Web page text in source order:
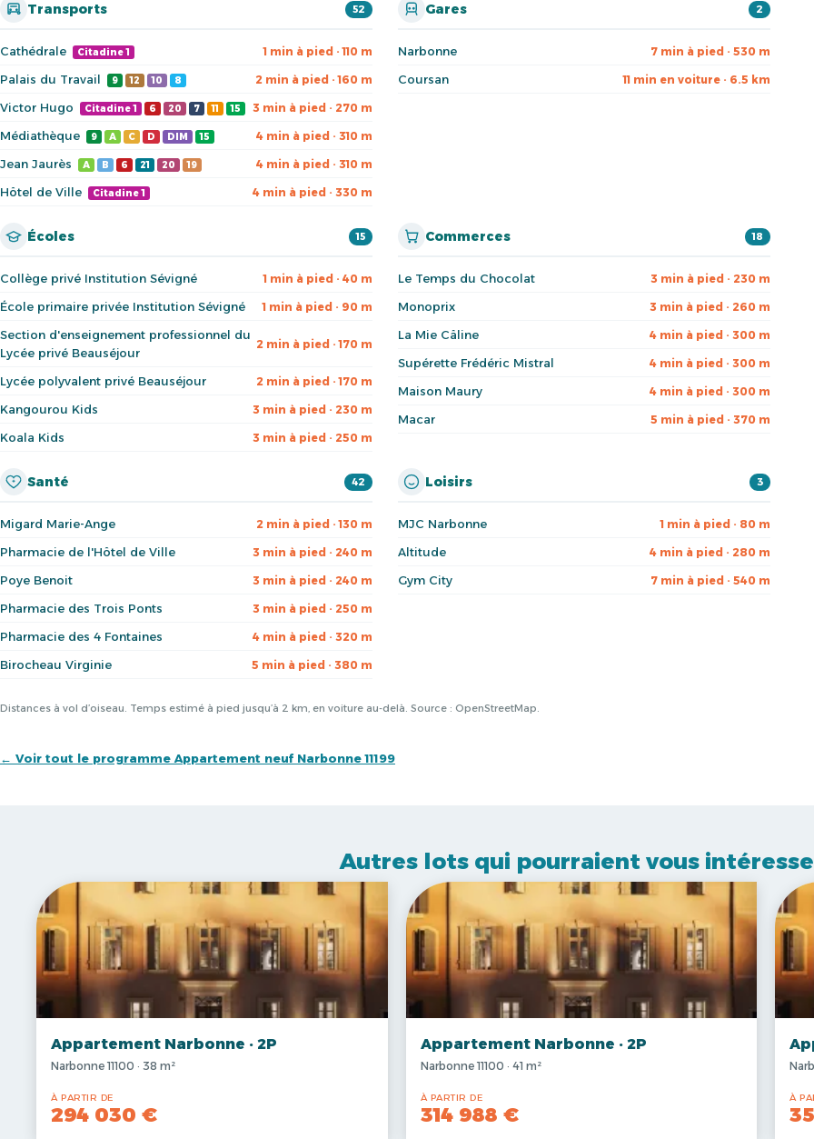
Transports 52
Cathédrale Citadine 1 1 min à pied · 110 m
Palais du Travail 9 12 10 8 2 min à pied · 160 m
Victor Hugo Citadine 1 6 20 7 11 15 3 min à pied · 270 m
Médiathèque 9 A C D DIM 15 4 min à pied · 310 m
Jean Jaurès A B 6 21 20 19 4 min à pied · 310 m
Hôtel de Ville Citadine 1 4 min à pied · 330 m
Gares 2
Narbonne 7 min à pied · 530 m
Coursan 11 min en voiture · 6.5 km
Écoles 15
Collège privé Institution Sévigné 1 min à pied · 40 m
École primaire privée Institution Sévigné 1 min à pied · 90 m
Section d'enseignement professionnel du
Lycée privé Beauséjour
2 min à pied · 170 m
Lycée polyvalent privé Beauséjour 2 min à pied · 170 m
Kangourou Kids 3 min à pied · 230 m
Koala Kids 3 min à pied · 250 m
Commerces 18
Le Temps du Chocolat 3 min à pied · 230 m
Monoprix 3 min à pied · 260 m
La Mie Câline 4 min à pied · 300 m
Supérette Frédéric Mistral 4 min à pied · 300 m
Maison Maury 4 min à pied · 300 m
Macar 5 min à pied · 370 m
Santé 42
Migard Marie-Ange 2 min à pied · 130 m
Pharmacie de l'Hôtel de Ville 3 min à pied · 240 m
Poye Benoit 3 min à pied · 240 m
Pharmacie des Trois Ponts 3 min à pied · 250 m
Pharmacie des 4 Fontaines 4 min à pied · 320 m
Birocheau Virginie 5 min à pied · 380 m
Loisirs 3
MJC Narbonne 1 min à pied · 80 m
Altitude 4 min à pied · 280 m
Gym City 7 min à pied · 540 m
Distances à vol d’oiseau. Temps estimé à pied jusqu’à 2 km, en voiture au-delà. Source : OpenStreetMap.
← Voir tout le programme Appartement neuf Narbonne 11199
Autres lots qui pourraient vous
Appartement Narbonne · 2P
Narbonne 11100 · 38 m²
À PARTIR DE
294 030 €
Appartement Narbonne · 2P
Narbonne 11100 · 41 m²
À PARTIR DE
314 988 €
À